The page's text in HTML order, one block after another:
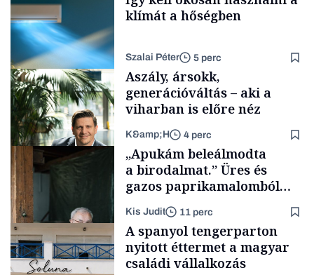
Tech
klímát a hőségben
Szalai Péter 5 perc
TÁMOGATÓI
Aszály, ársokk,
generációváltás – aki a
viharban is előre néz
K&amp;H 4 perc
„Apukám beleálmodta
a birodalmat.” Üres és
gazos paprikamalomból
lett az igazi családi
fűszersztori
Kis Judit 11 perc
A spanyol tengerparton
nyitott éttermet a magyar
családi vállalkozás